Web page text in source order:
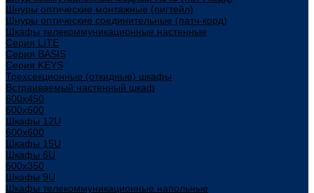
Шнуры оптические монтажные (пигтейл)
Шнуры оптические соединительные (патч-корд)
Шкафы телекоммуникационные настенные
Cерия LITE
Cерия BASIS
Cерия KEYS
Трехсекционные (откидные) шкафы
Встраиваемый настенный шкаф
600x450
600x600
Шкафы 12U
600x600
Шкафы 15U
Шкафы 6U
600x350
Шкафы 9U
Шкафы телекоммуникационные напольные